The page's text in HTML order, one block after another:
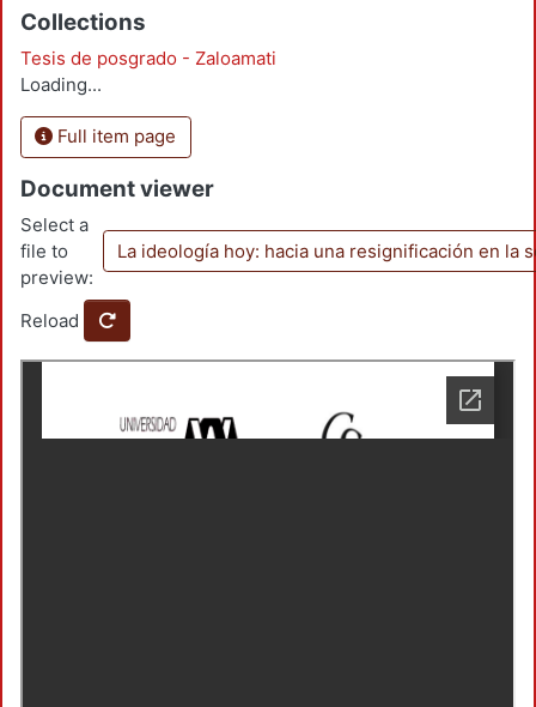
Collections
Tesis de posgrado - Zaloamati
Loading...
Full item page
Document viewer
Select a
file to
preview:
La ideología hoy: hacia una resignificación en la
Reload